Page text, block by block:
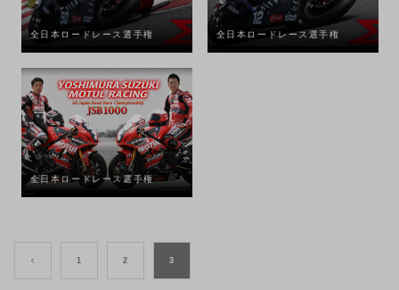
全日本ロードレース選手権 全日本ロードレース選手権
全日本ロードレース選手権
< 1 2 3